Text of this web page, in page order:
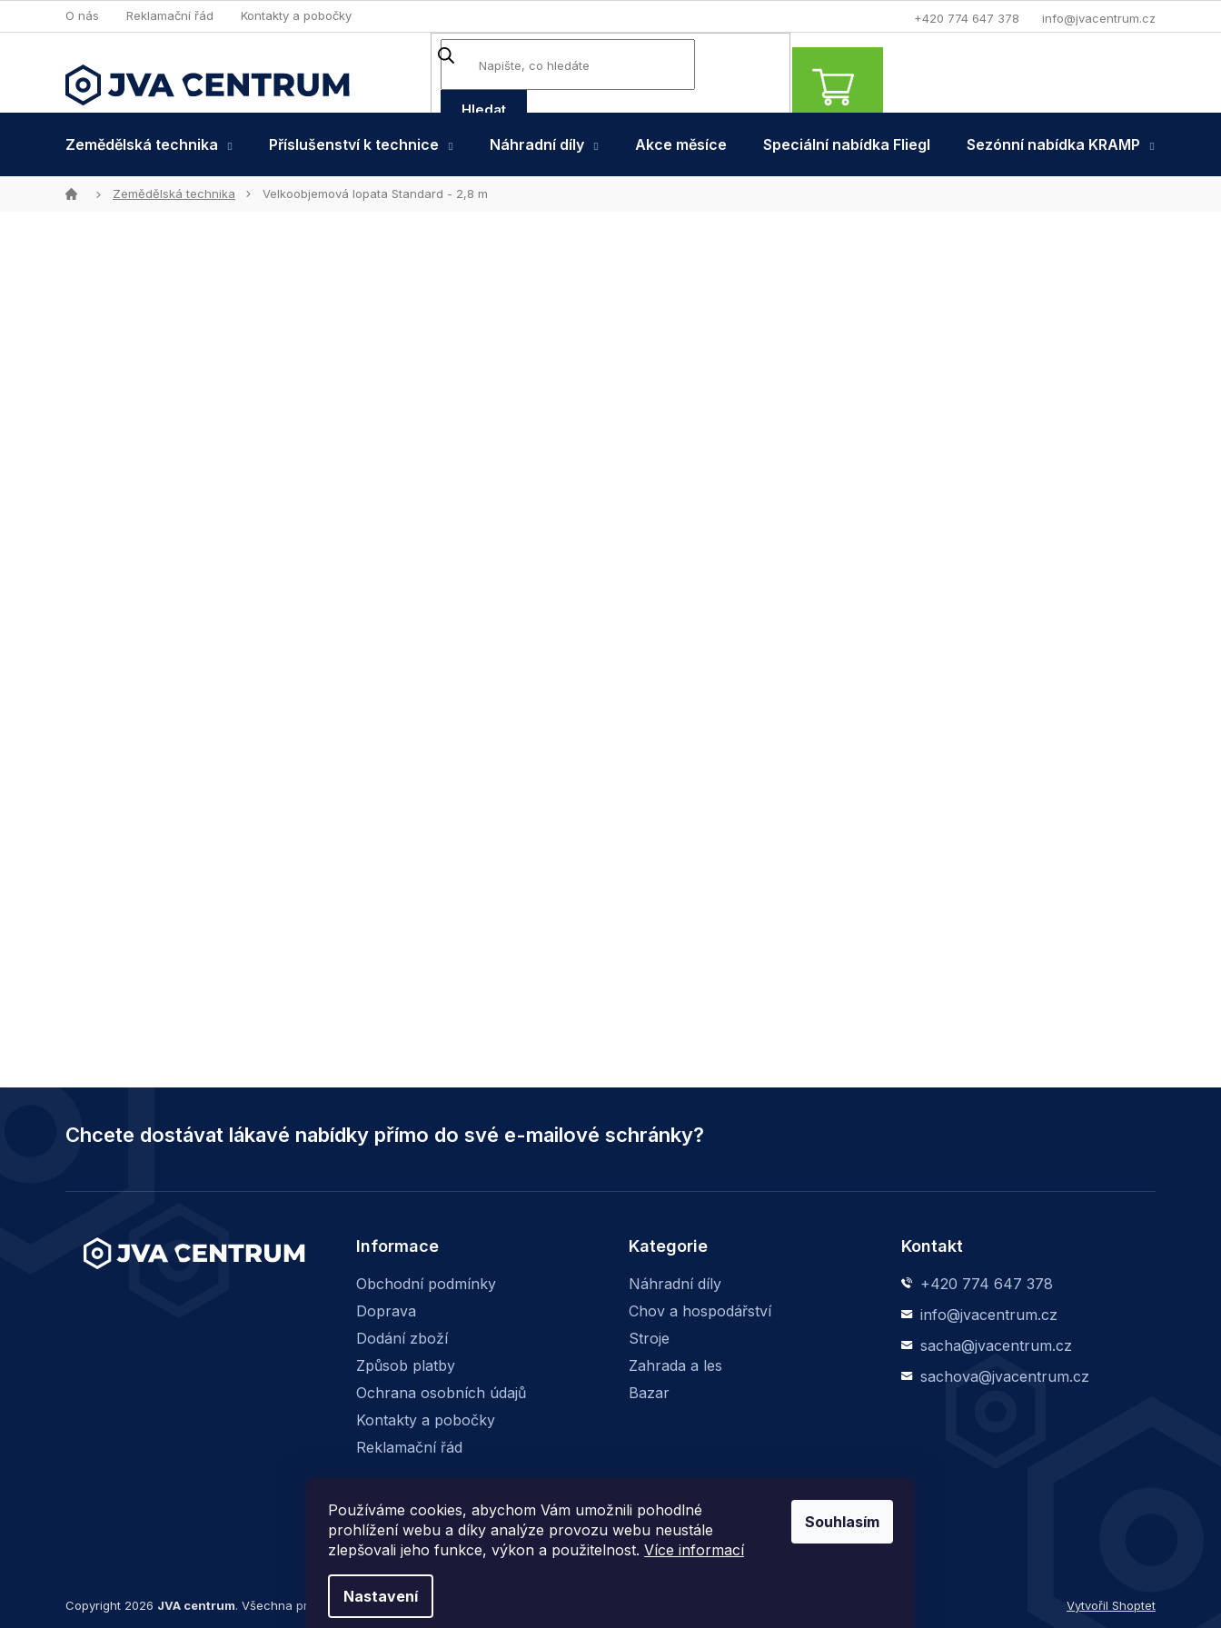
Používáme cookies, abychom Vám umožnili pohodlné
prohlížení webu a díky analýze provozu webu neustále
zlepšovali jeho funkce, výkon a použitelnost. Více informací
Nastavení
Souhlasím
na
+420 774 647 378 info@jvacentrum.cz
O nás Reklamační řád Kontakty a pobočky
Hledat
NÁKUPNÍ
KOŠÍK
Zemědělská technika
Příslušenství k technice Náhradní díly Akce měsíce Speciální nabídka Fliegl Sezónní nabídka KRAMP
DomůZemědělská technika Velkoobjemová lopata Standard - 2,8 m
Chcete dostávat lákavé nabídky přímo do své e-mailové schránky?
Informace
Obchodní podmínky
Doprava
Dodání zboží
Způsob platby
Ochrana osobních údajů
Kontakty a pobočky
Reklamační řád
Kategorie
Náhradní díly
Chov a hospodářství
Stroje
Zahrada a les
Bazar
Kontakt
+420 774 647 378
info@jvacentrum.cz
sacha@jvacentrum.cz
sachova@jvacentrum.cz
Facebook Instagram
Vytvořil Shoptet
Copyright 2026 JVA centrum. Všechna práva vyhrazena.